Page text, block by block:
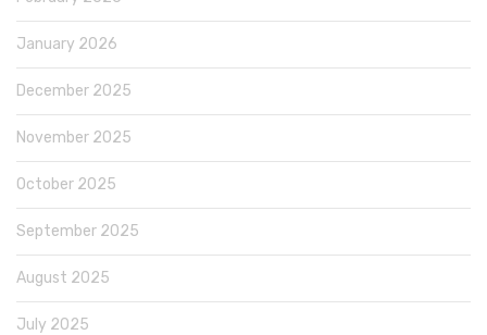
January 2026
December 2025
November 2025
October 2025
September 2025
August 2025
July 2025